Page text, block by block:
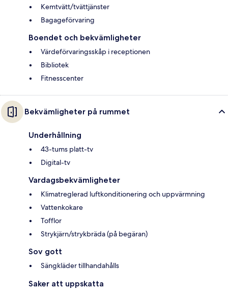
Kemtvätt/tvättjänster
Bagageförvaring
Boendet och bekvämligheter
Värdeförvaringsskåp i receptionen
Bibliotek
Fitnesscenter
Bekvämligheter på rummet
Underhållning
43-tums platt-tv
Digital-tv
Vardagsbekvämligheter
Klimatreglerad luftkonditionering och uppvärmning
Vattenkokare
Tofflor
Strykjärn/strykbräda (på begäran)
Sov gott
Sängkläder tillhandahålls
Saker att uppskatta